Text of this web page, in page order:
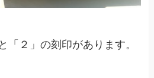
「２」の刻印があります。